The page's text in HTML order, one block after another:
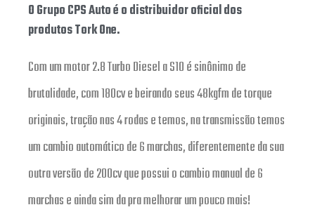
O Grupo CPS Auto é o distribuidor oficial dos
produtos Tork One.
Com um motor 2.8 Turbo Diesel a S10 é sinônimo de
brutalidade, com 180cv e beirando seus 48kgfm de torque
originais, tração nas 4 rodas e temos, na transmissão temos
um cambio automático de 6 marchas, diferentemente da sua
outra versão de 200cv que possui o cambio manual de 6
marchas e ainda sim da pra melhorar um pouco mais!